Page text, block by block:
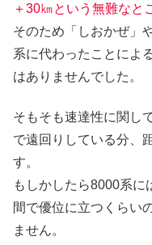
＋30㎞という無難なと
そのため「しおかぜ」
系に代わったことによ
はありませんでした。
そもそも速達性に関し
で遠回りしている分、
す。
もしかしたら8000系
間で優位に立つくらい
ません。